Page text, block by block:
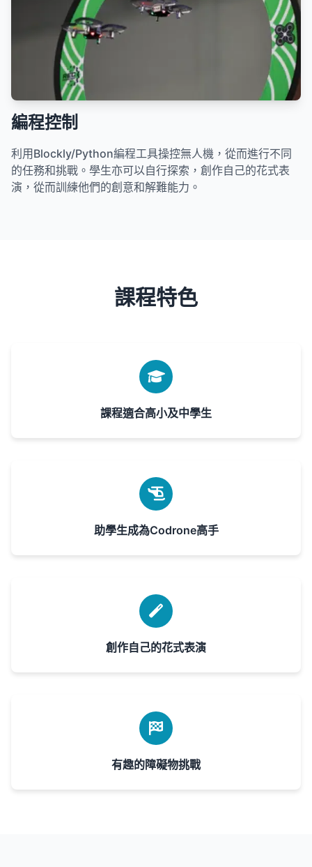
編程控制
利用 Blockly/Python編程工具操控無人機，從而進行不同
的任務和挑戰。學生亦可以自行探索，創作自己的花式表
演，從而訓練他們的創意和解難能力。
課程特色
課程適合高小及中學生
助學生成為Codrone高手
創作自己的花式表演
有趣的障礙物挑戰